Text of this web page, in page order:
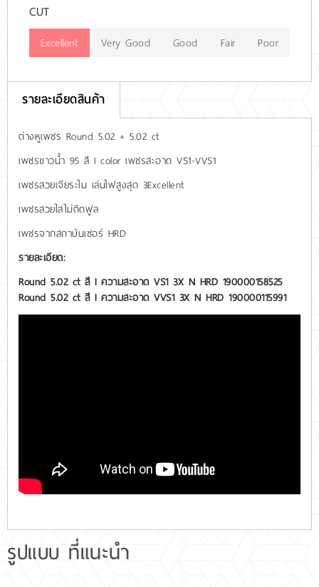
CUT
Excellent Very Good Good Fair Poor
รายละเอียดสินค้า
ต่างหูเพชร Round 5.02 + 5.02 ct
เพชรขาวน้ำ 95 สี I color เพชรสะอาด VS1-VVS1
เพชรสวยเจียระไน เล่นไฟสูงสุด 3Excellent
เพชรสวยใสไม่ติดฟูล
เพชรจากสถาบันเซอร์ HRD
รายละเอียด:
Round 5.02 ct สี I ความสะอาด VS1 3X N HRD 190000158525
Round 5.02 ct สี I ความสะอาด VVS1 3X N HRD 190000115991
รูปแบบ ที่แนะนำ